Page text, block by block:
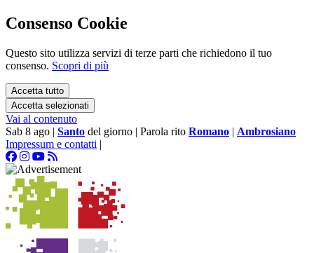
Consenso Cookie
Questo sito utilizza servizi di terze parti che richiedono il tuo
consenso. Scopri di più
Accetta tutto
Accetta selezionati
Vai al contenuto
Sab 8 ago | Santo del giorno | Parola rito Romano | Ambrosiano
Impressum e contatti |